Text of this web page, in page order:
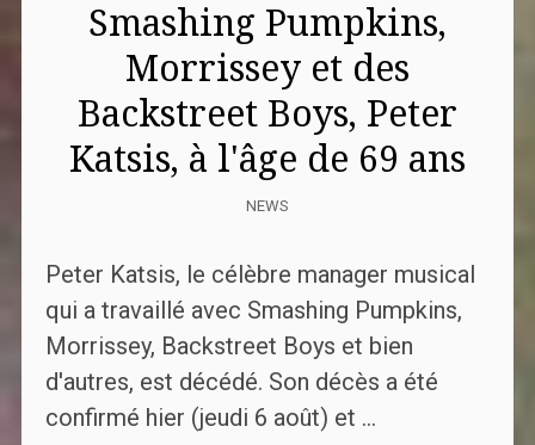
Smashing Pumpkins,
Morrissey et des
Backstreet Boys, Peter
Katsis, à l'âge de 69 ans
NEWS
Peter Katsis, le célèbre manager musical
qui a travaillé avec Smashing Pumpkins,
Morrissey, Backstreet Boys et bien
d'autres, est décédé. Son décès a été
confirmé hier (jeudi 6 août) et ...